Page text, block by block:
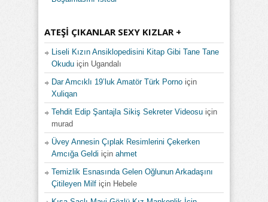
ATEŞI ÇIKANLAR SEXY KIZLAR +
Liseli Kızın Ansiklopedisini Kitap Gibi Tane Tane
Okudu için Ugandalı
Dar Amcıklı 19’luk Amatör Türk Porno için
Xuliqan
Tehdit Edip Şantajla Sikiş Sekreter Videosu için
murad
Üvey Annesin Çıplak Resimlerini Çekerken
Amcığa Geldi için ahmet
Temizlik Esnasında Gelen Oğlunun Arkadaşını
Çitileyen Milf için Hebele